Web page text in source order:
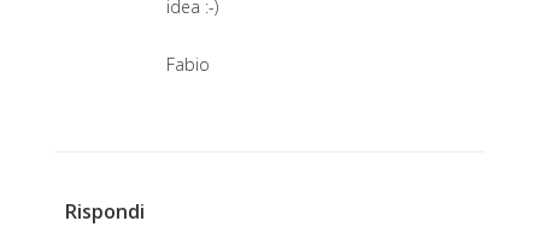
idea :-)
Fabio
Rispondi